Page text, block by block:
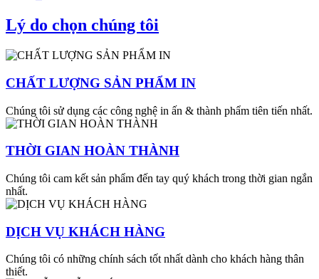
Lý do chọn chúng tôi
CHẤT LƯỢNG SẢN PHẨM IN
Chúng tôi sử dụng các công nghệ in ấn & thành phẩm tiên tiến nhất.
THỜI GIAN HOÀN THÀNH
Chúng tôi cam kết sản phẩm đến tay quý khách trong thời gian ngắn
nhất.
DỊCH VỤ KHÁCH HÀNG
Chúng tôi có những chính sách tốt nhất dành cho khách hàng thân
thiết.